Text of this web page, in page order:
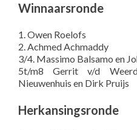
Winnaarsronde
1. Owen Roelofs
2. Achmed Achmaddy
3/4. Massimo Balsamo en
5t/m8 Gerrit v/d
Nieuwenhuis en Dirk Pruijs
Herkansingsronde